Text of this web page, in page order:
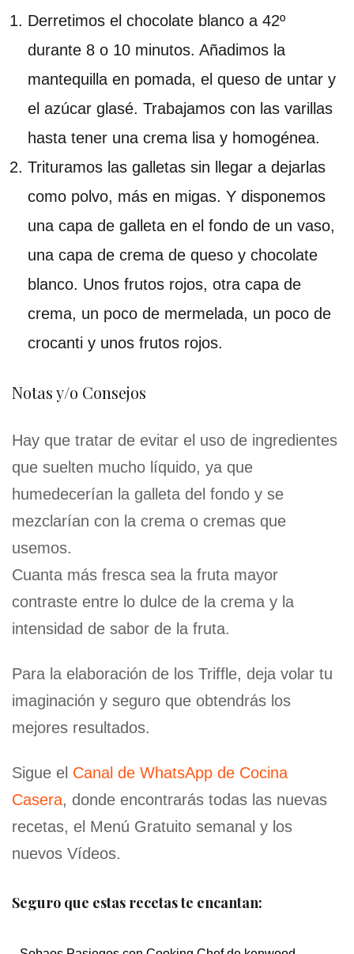
Derretimos el chocolate blanco a 42º
durante 8 o 10 minutos. Añadimos la
mantequilla en pomada, el queso de untar y
el azúcar glasé. Trabajamos con las varillas
hasta tener una crema lisa y homogénea.
Trituramos las galletas sin llegar a dejarlas
como polvo, más en migas. Y disponemos
una capa de galleta en el fondo de un vaso,
una capa de crema de queso y chocolate
blanco. Unos frutos rojos, otra capa de
crema, un poco de mermelada, un poco de
crocanti y unos frutos rojos.
Notas y/o Consejos
Hay que tratar de evitar el uso de ingredientes
que suelten mucho líquido, ya que
humedecerían la galleta del fondo y se
mezclarían con la crema o cremas que
usemos.
Cuanta más fresca sea la fruta mayor
contraste entre lo dulce de la crema y la
intensidad de sabor de la fruta.
Para la elaboración de los Triffle, deja volar tu
imaginación y seguro que obtendrás los
mejores resultados.
Sigue el Canal de WhatsApp de Cocina
Casera, donde encontrarás todas las nuevas
recetas, el Menú Gratuito semanal y los
nuevos Vídeos.
Seguro que estas recetas te encantan: